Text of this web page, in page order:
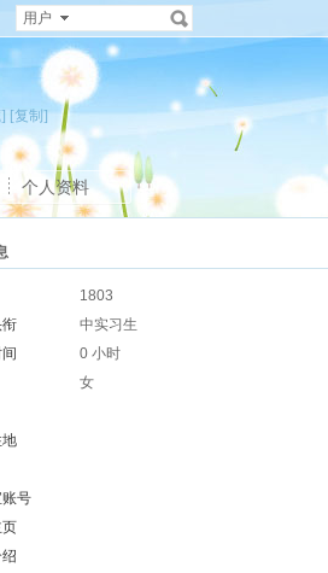
用户
[复制]
个人资料
1803
中实习生
0 小时
女
号